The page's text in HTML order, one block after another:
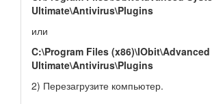
Ultimate\Antivirus\Plugins
или
C:\Program Files
Ultimate\Antivirus\Plugins
2) Перезагрузите компьютер.